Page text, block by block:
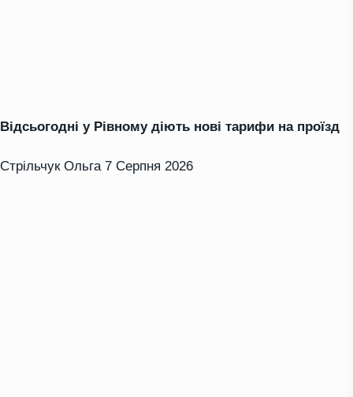
Відсьогодні у Рівному діють нові тарифи на проїзд
Стрільчук Ольга 7 Серпня 2026